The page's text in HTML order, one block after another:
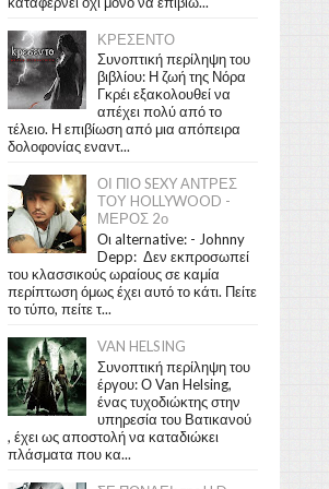
ΚΡΕΣΕΝΤΟ
Συνοπτική περίληψη του
βιβλίου: Η ζωή της Νόρα
Γκρέι εξακολουθεί να
απέχει πολύ από το
τέλειο. Η επιβίωση από μια απόπειρα
δολοφονίας εναντ...
ΟΙ ΠΙΟ SEXY ΑΝΤΡΕΣ
ΤΟΥ HOLLYWOOD -
ΜΕΡΟΣ 2ο
Οι alternative: - Johnny
Depp: Δεν εκπροσωπεί
του κλασσικούς ωραίους σε καμία
περίπτωση όμως έχει αυτό το κάτι. Πείτε
το τύπο, πείτε τ...
VAN HELSING
Συνοπτική περίληψη του
έργου: Ο Van Helsing,
ένας τυχοδιώκτης στην
υπηρεσία του Βατικανού
, έχει ως αποστολή να καταδιώκει
πλάσματα που κα...